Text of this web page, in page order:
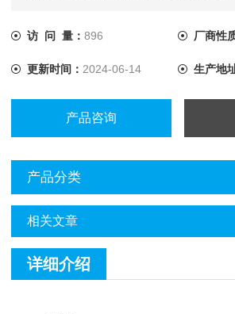
访 问 量： 896 厂商性
更新时间： 2024-06-14 生产地
产品咨询
产品分类
相关文章
详细介绍